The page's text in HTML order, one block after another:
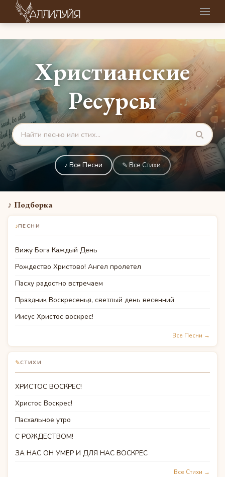
Христианские
Ресурсы
♪ Все Песни ✎ Все Стихи
♪ Подборка
♪ПЕСНИ
Вижу Бога Каждый День
Рождество Христово! Ангел пролетел
Пасху радостно встречаем
Праздник Воскресенья, светлый день весенний
Иисус Христос воскрес!
Все Песни →
✎СТИХИ
ХРИСТОС ВОСКРЕС!
Христос Воскрес!
Пасхальное утро
С РОЖДЕСТВОМ!
ЗА НАС ОН УМЕР И ДЛЯ НАС ВОСКРЕС
Все Стихи →